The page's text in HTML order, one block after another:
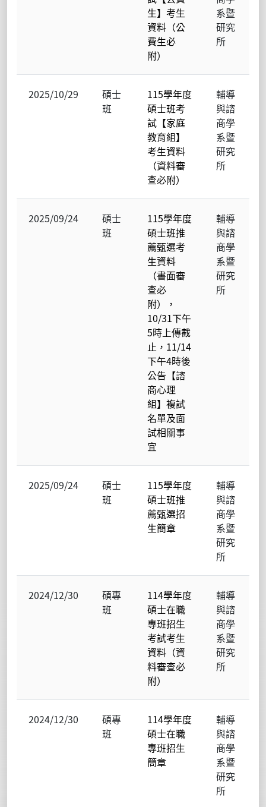
生】考生
資料（公
費生必
附）
系暨
研究
所
2025/10/29
碩士
班
115學年度
碩士班考
試【家庭
教育組】
考生資料
（資料審
查必附）
輔導
與諮
商學
系暨
研究
所
2025/09/24
碩士
班
115學年度
碩士班推
薦甄選考
生資料
（書面審
查必
附），
10/31下午
5時上傳截
止，11/14
下午4時後
公告【諮
商心理
組】複試
名單及面
試相關事
宜
輔導
與諮
商學
系暨
研究
所
2025/09/24
碩士
班
115學年度
碩士班推
薦甄選招
生簡章
輔導
與諮
商學
系暨
研究
所
2024/12/30
碩專
班
114學年度
碩士在職
專班招生
考試考生
資料（資
料審查必
附）
輔導
與諮
商學
系暨
研究
所
2024/12/30
碩專
班
114學年度
碩士在職
專班招生
簡章
輔導
與諮
商學
系暨
研究
所